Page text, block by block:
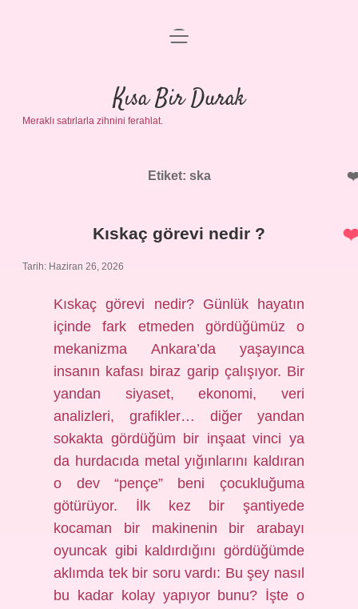
Anasayfa
Gizlilik Politikası
Yasal Uyarı
menüyü
Kısa Bir Durak
Meraklı satırlarla zihnini ferahlat.
Etiket: ska
Kıskaç görevi nedir ?
Tarih: Haziran 26, 2026
Kıskaç görevi nedir? Günlük hayatın
içinde fark etmeden gördüğümüz o
mekanizma Ankara’da yaşayınca
insanın kafası biraz garip çalışıyor. Bir
yandan siyaset, ekonomi, veri
analizleri, grafikler… diğer yandan
sokakta gördüğüm bir inşaat vinci ya
da hurdacıda metal yığınlarını kaldıran
o dev “pençe” beni çocukluğuma
götürüyor. İlk kez bir şantiyede
kocaman bir makinenin bir arabayı
oyuncak gibi kaldırdığını gördüğümde
aklımda tek bir soru vardı: Bu şey nasıl
bu kadar kolay yapıyor bunu? İşte o